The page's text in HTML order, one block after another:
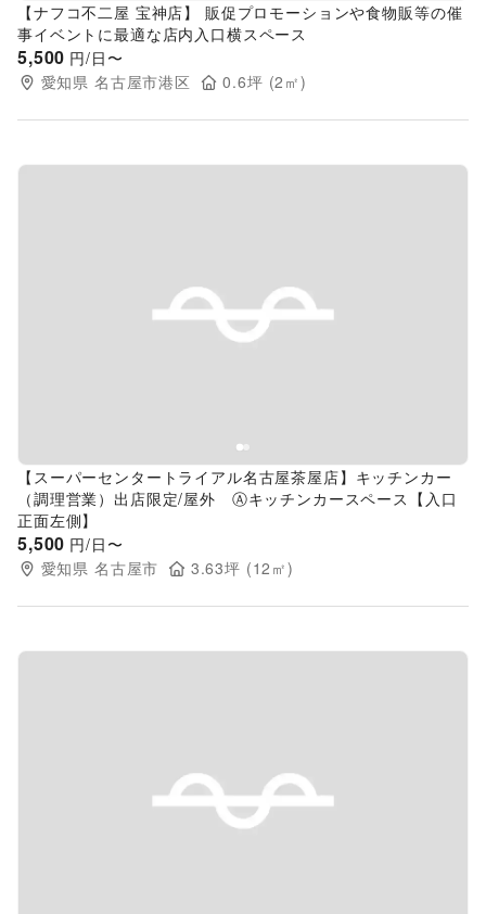
【ナフコ不二屋 宝神店】 販促プロモーションや食物販等の催
事イベントに最適な店内入口横スペース
5,500 円/日〜
愛知県 名古屋市港区 0.6坪 (2 ㎡)
Previous slide
【スーパーセンタートライアル名古屋茶屋店】キッチンカー
（調理営業）出店限定/屋外 Ⓐキッチンカースペース【入口
正面左側】
5,500 円/日〜
愛知県 名古屋市 3.63坪 (12 ㎡)
Previous slide